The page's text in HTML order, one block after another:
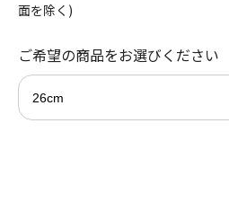
面を除く)
ご希望の商品をお選びください